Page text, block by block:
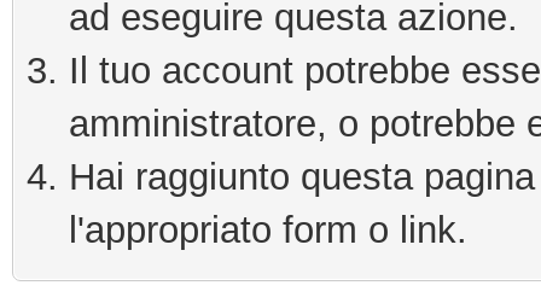
ad eseguire questa azione.
Il tuo account potrebbe
amministratore, o potrebbe
Hai raggiunto questa
l'appropriato form o link.